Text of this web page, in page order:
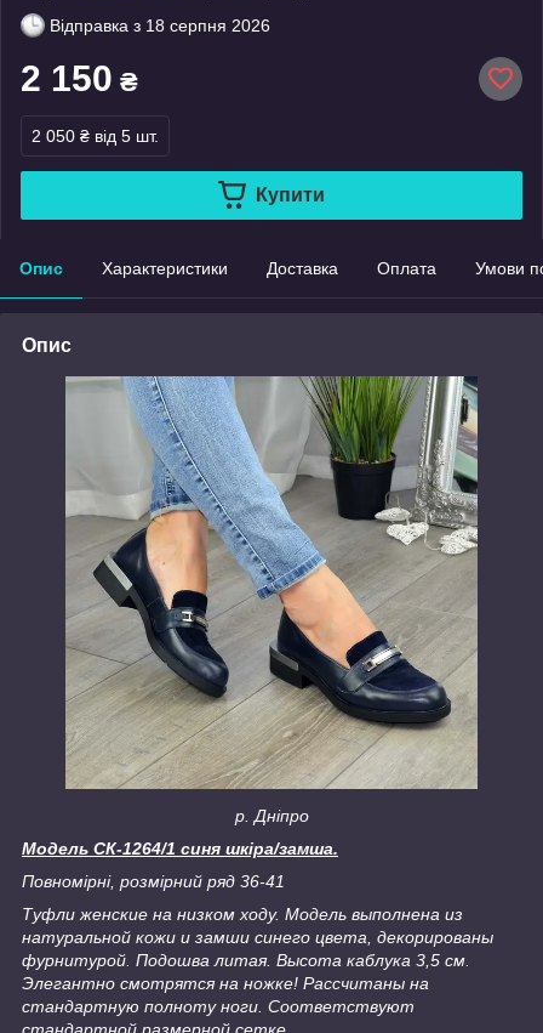
Відправка з 18 серпня 2026
2 150 ₴
2 050 ₴ від 5 шт.
Купити
Опис Характеристики Доставка Оплата Умови
Опис
р. Дніпро
Модель СК-1264/1 синя шкіра/замша.
Повномірні, розмірний ряд 36-41
Туфли женские на низком ходу. Модель выполнена из
натуральной кожи и замши синего цвета, декорированы
фурнитурой. Подошва литая. Высота каблука 3,5 см.
Элегантно смотрятся на ножке! Рассчитаны на
стандартную полноту ноги. Соответствуют
стандартной размерной сетке.